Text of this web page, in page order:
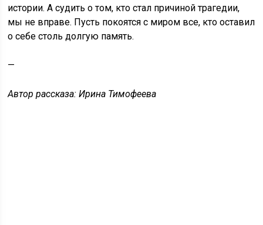
истории. А судить о том, кто стал причиной трагедии,
мы не вправе. Пусть покоятся с миром все, кто оставил
о себе столь долгую память.
—
Автор рассказа: Ирина Тимофеева